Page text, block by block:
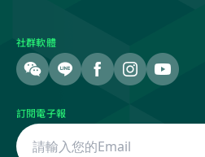
社群軟體
訂閱電子報